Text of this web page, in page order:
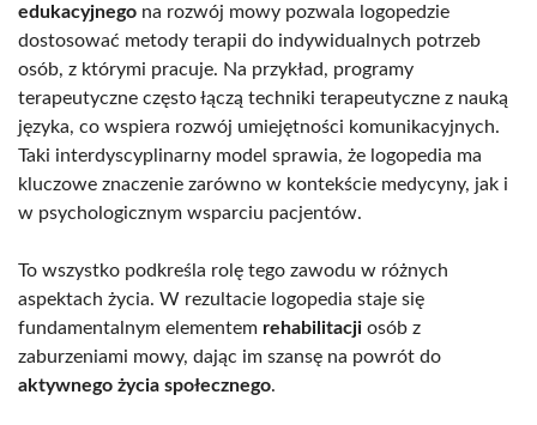
edukacyjnego na rozwój mowy pozwala logopedzie
dostosować metody terapii do indywidualnych potrzeb
osób, z którymi pracuje. Na przykład, programy
terapeutyczne często łączą techniki terapeutyczne z nauką
języka, co wspiera rozwój umiejętności komunikacyjnych.
Taki interdyscyplinarny model sprawia, że logopedia ma
kluczowe znaczenie zarówno w kontekście medycyny, jak i
w psychologicznym wsparciu pacjentów.
To wszystko podkreśla rolę tego zawodu w różnych
aspektach życia. W rezultacie logopedia staje się
fundamentalnym elementem rehabilitacji osób z
zaburzeniami mowy, dając im szansę na powrót do
aktywnego życia społecznego.